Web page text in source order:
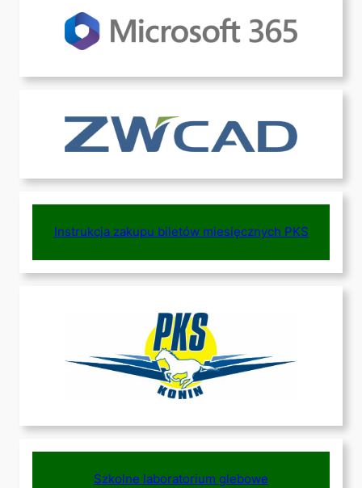
Instrukcja zakupu biletów miesięcznych PKS
Szkolne laboratorium glebowe